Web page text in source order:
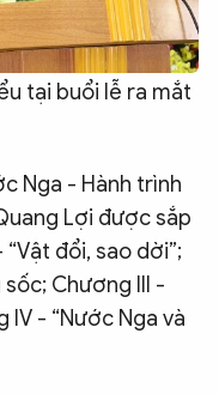
tại buổi lễ ra mắt
Nga - Hành trình
Lợi được sắp
đổi, sao dời”;
sốc; Chương III -
IV - “Nước Nga và